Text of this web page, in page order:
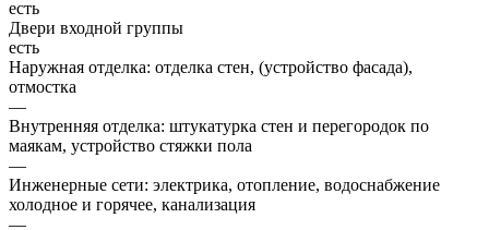
есть
Двери входной группы
есть
Наружная отделка: отделка стен, (устройство фасада),
отмостка
—
Внутренняя отделка: штукатурка стен и перегородок по
маякам, устройство стяжки пола
—
Инженерные сети: электрика, отопление, водоснабжение
холодное и горячее, канализация
—